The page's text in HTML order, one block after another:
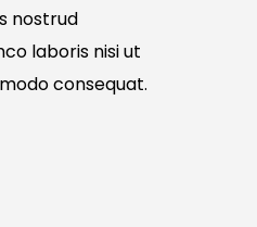
nostrud
laboris nisi ut
consequat.